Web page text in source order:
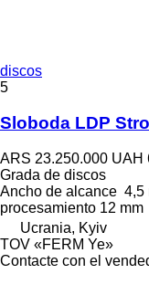
discos
5
Sloboda LDP
ARS 23.250.000 UAH
Grada de discos
Ancho de alcance 4,5
procesamiento 12 mm
Ucrania, Kyiv
TOV «FERM Ye»
Contacte con el